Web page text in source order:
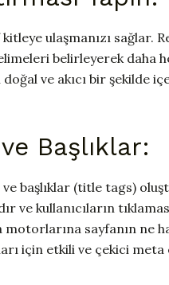
ulaşmanızı sağlar.
belirleyerek daha
ve akıcı bir şekilde
Başlıklar:
başlıklar (title tags)
ve kullanıcıların
sayfanın ne
için etkili ve çekici